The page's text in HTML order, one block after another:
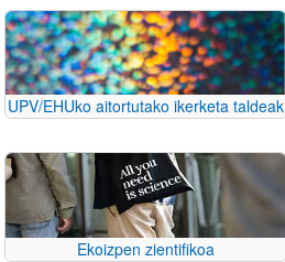
UPV/EHUko aitortutako ikerketa taldeak
Ekoizpen zientifikoa